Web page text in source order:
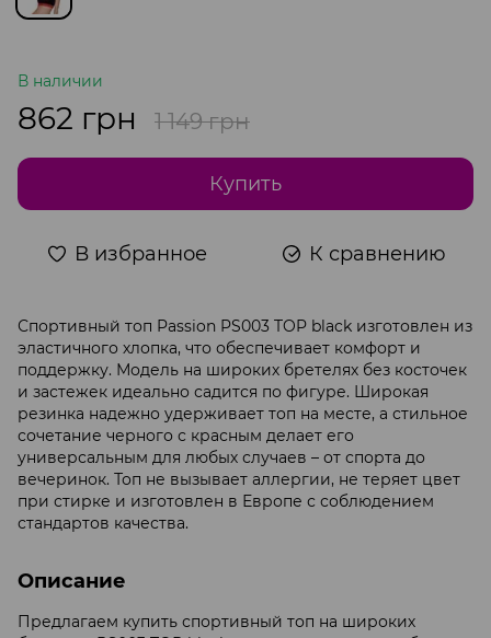
В наличии
862 грн 1 149 грн
Купить
В избранное К сравнению
Спортивный топ Passion PS003 TOP black изготовлен из
эластичного хлопка, что обеспечивает комфорт и
поддержку. Модель на широких бретелях без косточек
и застежек идеально садится по фигуре. Широкая
резинка надежно удерживает топ на месте, а стильное
сочетание черного с красным делает его
универсальным для любых случаев – от спорта до
вечеринок. Топ не вызывает аллергии, не теряет цвет
при стирке и изготовлен в Европе с соблюдением
стандартов качества.
Описание
Предлагаем купить спортивный топ на широких